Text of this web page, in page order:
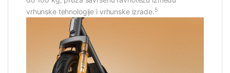
vrhunske tehnologije i vrhunske izrade.5